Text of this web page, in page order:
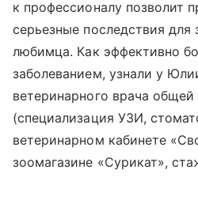
к профессионалу позволит
серьезные последствия для
любимца. Как эффективно
заболеванием, узнали у
ветеринарного врача общей
(специализация УЗИ,
ветеринарном кабинете
зоомагазине «Сурикат»,